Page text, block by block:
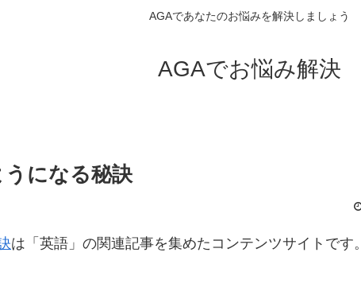
AGAであなたのお悩みを解決しましょう
AGAでお悩み解決
になる秘訣
は「英語」の関連記事を集めたコンテンツサイトです。